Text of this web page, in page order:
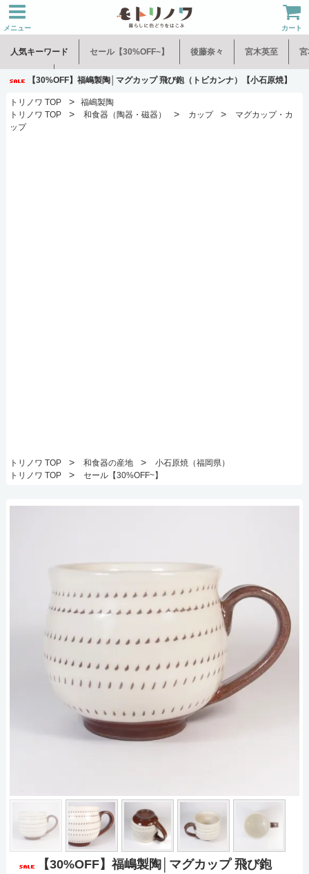
メニュー カート
人気キーワード セール【30%OFF~】 後藤奈々 宮木英至 宮
水谷和音 児玉修治
【30%OFF】福嶋製陶│マグカップ 飛び鉋（トビカンナ）【小石原焼】
トリノワ TOP >
福嶋製陶
トリノワ TOP
> 和食器（陶器・磁器） > カップ >
マグカップ・カ
ップ
トリノワ TOP > 和食器の産地 >
小石原焼（福岡県）
トリノワ TOP
> セール【30%OFF~】
【30%OFF】福嶋製陶│マグカップ 飛び鉋